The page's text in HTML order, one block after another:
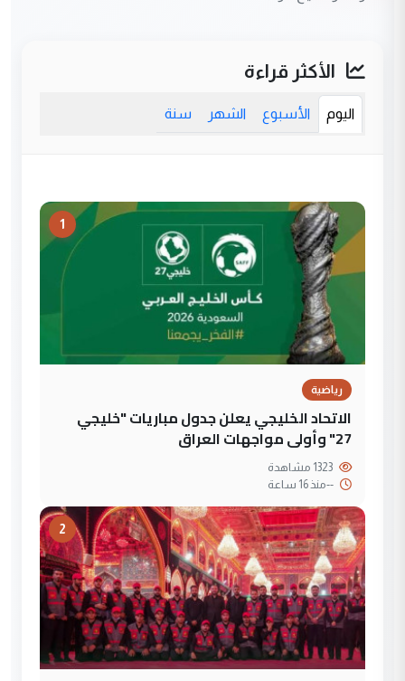
الأكثر قراءة
اليوم الأسبوع الشهر سنة
1
رياضية
الاتحاد الخليجي يعلن جدول مباريات "خليجي
27" وأولى مواجهات العراق
--منذ 16 ساعة
2